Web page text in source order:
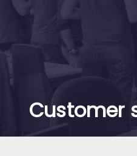
Customer